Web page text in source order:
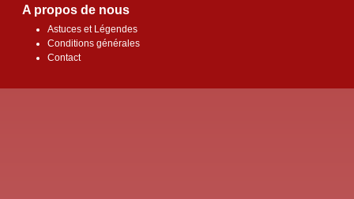
A propos de nous
Astuces et Légendes
Conditions générales
Contact